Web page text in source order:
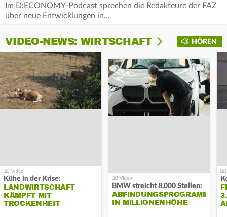
Im D:ECONOMY-Podcast sprechen die Redakteure der FAZ
über neue Entwicklungen in…
HÖREN
VIDEO-NEWS: WIRTSCHAFT
Kühe in der Krise:
LANDWIRTSCHAFT
KÄMPFT MIT
TROCKENHEIT
BMW streicht 8.000 Stellen:
ABFINDUNGSPROGRAMM
IN MILLIONENHÖHE